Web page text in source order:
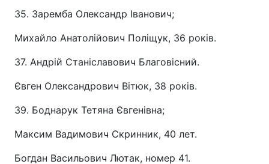
35. Заремба Олександр Іванович;
Михайло Анатолійович Поліщук, 36 років.
37. Андрій Станіславович Благовісний.
Євген Олександрович Вітюк, 38 років.
39. Боднарук Тетяна Євгенівна;
Максим Вадимович Скринник, 40 лет.
Богдан Васильович Лютак, номер 41.